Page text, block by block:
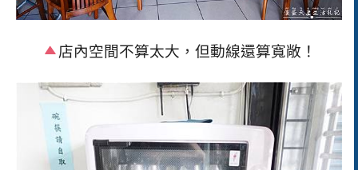
店內空間不算太大，但動線還算寬敞！